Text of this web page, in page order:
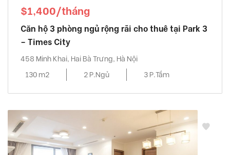
$1,400/tháng
Căn hộ 3 phòng ngủ rộng rãi cho thuê tại Park 3
– Times City
458 Minh Khai, Hai Bà Trưng, Hà Nội
130 m2
2 P.Ngủ 3 P.Tắm